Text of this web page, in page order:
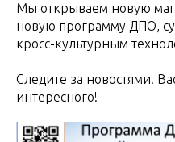
Мы открываем новую
новую программу ДПО,
кросс-культурным
Следите за новостями!
интересного!